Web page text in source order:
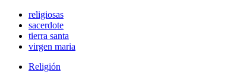
religiosas
sacerdote
tierra santa
virgen maria
Religión